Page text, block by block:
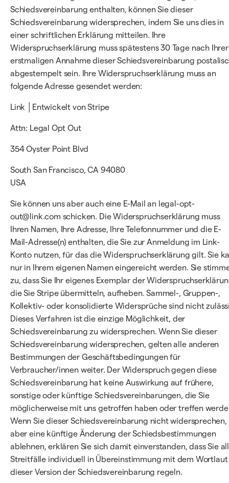
Schiedsvereinbarung enthalten, können Sie dieser
Schiedsvereinbarung widersprechen, indem Sie uns dies in
einer schriftlichen Erklärung mitteilen. Ihre
Widerspruchserklärung muss spätestens 30 Tage nach Ihrer
erstmaligen Annahme dieser Schiedsvereinbarung
abgestempelt sein. Ihre Widerspruchserklärung muss an
folgende Adresse gesendet werden:
Link │Entwickelt von Stripe
Attn: Legal Opt Out
354 Oyster Point Blvd
South San Francisco, CA 94080
USA
Sie können uns aber auch eine E-Mail an legal-opt-
out@link.com schicken. Die Widerspruchserklärung muss
Ihren Namen, Ihre Adresse, Ihre Telefonnummer und die E-
Mail-Adresse(n) enthalten, die Sie zur Anmeldung im Link-
Konto nutzen, für das die Widerspruchserklärung gilt. Sie
nur in Ihrem eigenen Namen eingereicht werden. Sie
zu, dass Sie Ihr eigenes Exemplar der
die Sie Stripe übermitteln, aufheben. Sammel-, Gruppen-,
Kollektiv- oder konsolidierte Widersprüche sind nicht
Dieses Verfahren ist die einzige Möglichkeit, der
Schiedsvereinbarung zu widersprechen. Wenn Sie dieser
Schiedsvereinbarung widersprechen, gelten alle anderen
Bestimmungen der Geschäftsbedingungen für
Verbraucher/innen weiter. Der Widerspruch gegen diese
Schiedsvereinbarung hat keine Auswirkung auf frühere,
sonstige oder künftige Schiedsvereinbarungen, die Sie
möglicherweise mit uns getroffen haben oder treffen
Wenn Sie dieser Schiedsvereinbarung nicht widersprechen,
aber eine künftige Änderung der Schiedsbestimmungen
ablehnen, erklären Sie sich damit einverstanden, dass Sie
Streitfälle individuell in Übereinstimmung mit dem Wortlaut
dieser Version der Schiedsvereinbarung regeln.